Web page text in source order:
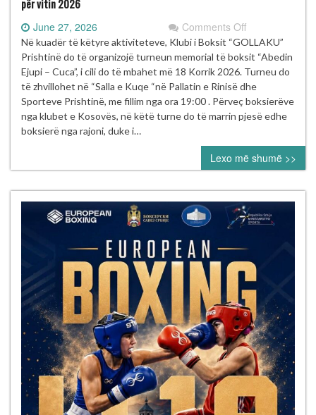
për vitin 2026
June 27, 2026 Comments Offon
Federata
e
Boksit
e
Kosovës
vazhdon
sipas
kalendarit
për
vitin
2026
Në kuadër të këtyre aktiviteteve, Klubi i Boksit “GOLLAKU”
Prishtinë do të organizojë turneun memorial të boksit “Abedin
Ejupi – Cuca”, i cili do të mbahet më 18 Korrik 2026. Turneu do
të zhvillohet në “Salla e Kuqe “në Pallatin e Rinisë dhe
Sporteve Prishtinë, me fillim nga ora 19:00 . Përveç boksierëve
nga klubet e Kosovës, në këtë turne do të marrin pjesë edhe
boksierë nga rajoni, duke i…
Lexo më shumë >>